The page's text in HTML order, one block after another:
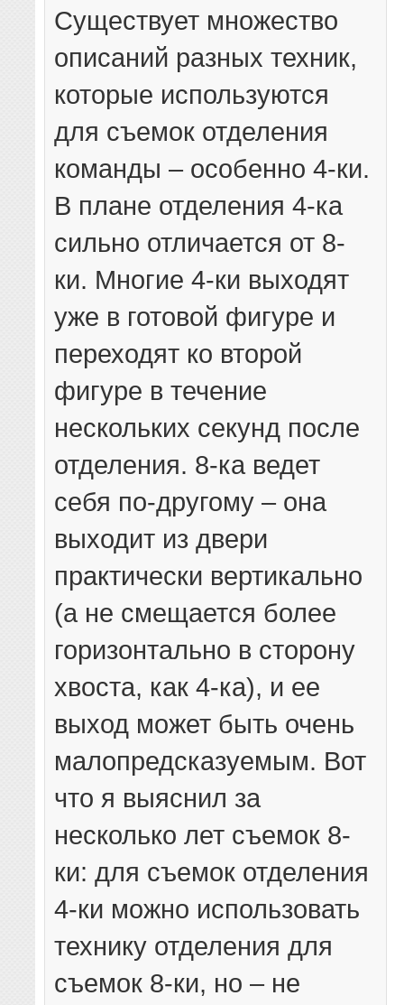
Существует множество
описаний разных техник,
которые используются
для съемок отделения
команды – особенно 4-ки.
В плане отделения 4-ка
сильно отличается от 8-
ки. Многие 4-ки выходят
уже в готовой фигуре и
переходят ко второй
фигуре в течение
нескольких секунд после
отделения. 8-ка ведет
себя по-другому – она
выходит из двери
практически вертикально
(а не смещается более
горизонтально в сторону
хвоста, как 4-ка), и ее
выход может быть очень
малопредсказуемым. Вот
что я выяснил за
несколько лет съемок 8-
ки: для съемок отделения
4-ки можно использовать
технику отделения для
съемок 8-ки, но – не